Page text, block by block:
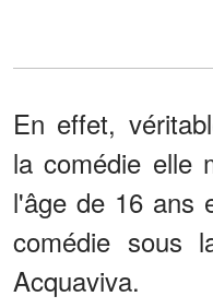
En effet,
la comédie elle
l'âge de 16 ans
comédie sous
Acquaviva.